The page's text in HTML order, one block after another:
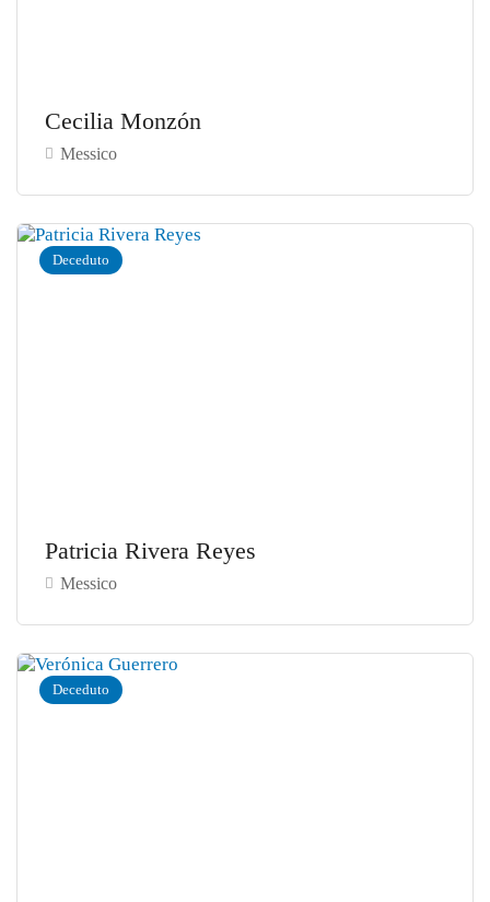
Cecilia Monzón
Messico
Deceduto
Patricia Rivera Reyes
Messico
Deceduto